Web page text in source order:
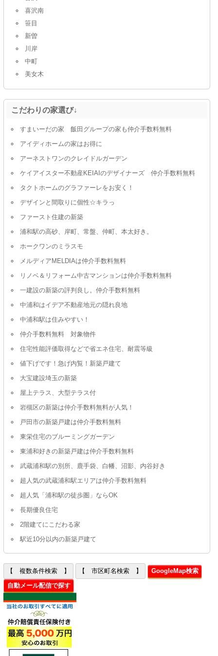
喜沢南
笹目
新曽
川岸
中町
美女木
こだわりの家選び↓
すまいーだの家 飯田グループの家も仲介手数料無料
アイディホームの家はお得に
アーネストワンのクレイドルガーデン
ケイアイスター不動産KEIAIのデザイナーズ 仲介手数料無料
タクトホームのグラファーレをお安く！
デザインと間取りに個性☆キラっ
ファースト住建の新築
浦和駅の高砂、岸町、常盤、仲町、本太好き。
ホークワンのミラスモ
メルディアMELDIAは仲介手数料無料
リノベ＆リフォーム中古マンションは仲介手数料無料
一建設の新築の評判良し。仲介手数料無料
中浦和はイデア不動産地元の隠れ良地
中浦和駅は住みやすい！
仲介手数料無料 対象物件
住宅性能評価取得などで省エネ住宅、耐震等級
値下げです！急げ内覧！新築戸建て
大宝建設埼玉の新築
屋上テラス、大型テラス付
岩槻区の新築は仲介手数料無料が人気！
戸田市の新築戸建は仲介手数料無料
東栄住宅のブルーミングガーデン
東浦和好きの新築戸建は仲介手数料無料
武蔵浦和駅の別所、鹿手袋、白幡、沼影、内谷好き
超人気の武蔵浦和駅エリアは仲介手数料無料
超人気「浦和駅の徒歩圏」ならOK
長期優良住宅
2階建てにこだわる家
駅近10分以内の新築戸建て
【 複数条件検索 】 【 市区町名検索 】
GoogleMap検索
自動メール配信で探す